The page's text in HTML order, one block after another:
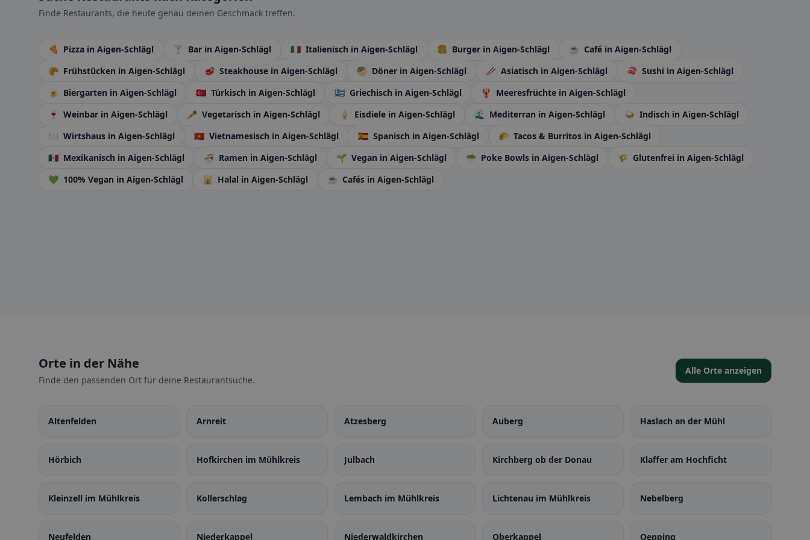
Finde Restaurants, die heute genau deinen Geschmack treffen.
🍕 Pizza in Aigen-Schlägl 🍸 Bar in Aigen-Schlägl 🇮🇹 Italienisch in Aigen-Schlägl 🍔 Burger in Aigen-Schlägl ☕ Café in Aigen-Schlägl
🥐 Frühstücken in Aigen-Schlägl 🥩 Steakhouse in Aigen-Schlägl 🥙 Döner in Aigen-Schlägl 🥢 Asiatisch in Aigen-Schlägl 🍣 Sushi in Aigen-Schlägl
🍺 Biergarten in Aigen-Schlägl 🇹🇷 Türkisch in Aigen-Schlägl 🇬🇷 Griechisch in Aigen-Schlägl 🦞 Meeresfrüchte in Aigen-Schlägl
🍷
Weinbar in Aigen-Schlägl 🥕 Vegetarisch in Aigen-Schlägl 🍦 Eisdiele in Aigen-Schlägl 🌊 Mediterran in Aigen-Schlägl 🍛 Indisch in Aigen-Schlägl
🍽️ Wirtshaus in Aigen-Schlägl 🇻🇳 Vietnamesisch in Aigen-Schlägl 🇪🇸 Spanisch in Aigen-Schlägl 🌮 Tacos & Burritos in Aigen-Schlägl
🇲🇽 Mexikanisch in Aigen-Schlägl 🍜 Ramen in Aigen-Schlägl 🌱 Vegan in Aigen-Schlägl 🥗 Poke Bowls in Aigen-Schlägl 🌾 Glutenfrei in Aigen-Schlägl
💚 100% Vegan in Aigen-Schlägl 🕌 Halal in Aigen-Schlägl ☕ Cafés in Aigen-Schlägl
Orte in der Nähe
Finde den passenden Ort für deine Restaurantsuche.
Alle Orte anzeigen
Altenfelden Arnreit Atzesberg Auberg Haslach an der Mühl
Hörbich Hofkirchen im Mühlkreis Julbach Kirchberg ob der Donau Klaffer am Hochficht
Kleinzell im Mühlkreis Kollerschlag Lembach im Mühlkreis Lichtenau im Mühlkreis Nebelberg
Neufelden Niederkappel Niederwaldkirchen Oberkappel Oepping